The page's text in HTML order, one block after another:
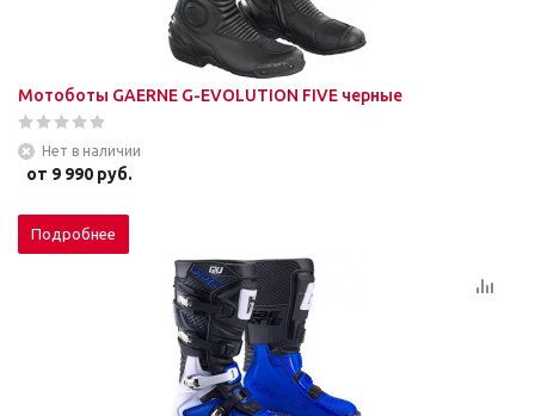
Мотоботы GAERNE G-EVOLUTION FIVE черные
Нет в наличии
от 9 990 руб.
Подробнее